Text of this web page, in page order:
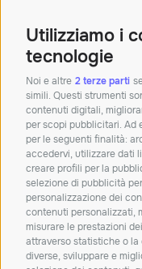
Utilizziamo i
tecnologie
Noi e altre 2 terze parti
simili. Questi strumenti
contenuti digitali,
per scopi pubblicitari. Ad
per le seguenti finalità:
accedervi, utilizzare dati
creare profili per la
selezione di pubblicità
personalizzazione dei
contenuti personalizzati,
misurare le prestazioni
attraverso statistiche o
diverse, sviluppare e
Palazzina Doganale,
40010 Bentivoglio BO
Tel:+390512913011
Mail:
Orari: Lun – Ven 8.30
Iscriviti
Resta aggiornato
approfondimenti